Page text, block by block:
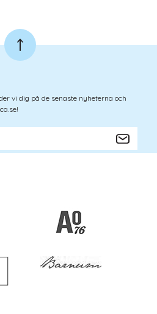
vi dig på de senaste nyheterna och